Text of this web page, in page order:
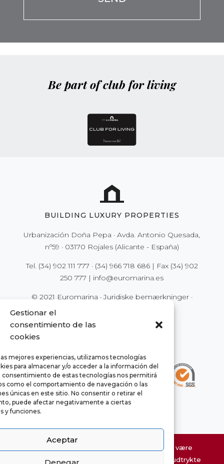
Gestionar el
consentimiento de las
cookies
mejores experiencias, utilizamos tecnologías
para almacenar y/o acceder a la información del
consentimiento de estas tecnologías nos permitirá
como el comportamiento de navegación o las
únicas en este sitio. No consentir o retirar el
puede afectar negativamente a ciertas
y funciones.
Aceptar
Denegar
Be part of club for living
BUILDING LUXURY PROPERTIES
Urbanización Doña Pepa · Avda. Antonio Quesada,
nº59 · 03170 Rojales (Alicante - España)
Tel. (34) 902 111 777 · (34) 966 718 686| Fax (34) 902
250 777 | info@euromarina.es
© 2021 Euromarina ·Juridiske bemærkninger·
Oplysninger om webstedets ejendom kan være
genstand for fejl og er ikke kontraktlige. De udtrykte